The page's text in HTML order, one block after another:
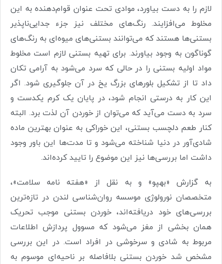
لازم را به دست بیاورد، موادی تحت عنوان قوام‌دهنده به این
مخلوط می‌‌افزایند. رنگ‌های مختلف نیز جزء جدایی‌‌ناپذیر
بستنی‌ها هستند که می‌توانند بستنی‌های میوه‌ای به رنگ‌های
گوناگون به وجود بیاورند. برای تهیه بستنی لازم است مخلوط
مواد اولیه بستنی را در حالی که سرد می‌‌شود به آرامی تکان
داد تا از تشکیل بلورهای بزرگ یخ در آن جلوگیری شود. اگر
این کار به درستی انجام شود، در پایان یک کرم یکدست و
سرد به دست می‌آید که می‌توان از خوردن آن لذت برد. البته
کنار طعم دلچسب بستنی، این خوراکی به عنوان بهترین ماده
شادی‌آور در دنیا شناخته می‌شود و تا مدت‌ها این باور وجود
داشت اما بررسی‌ها نیز این موضوع را تایید کرده‌اند.
به گزارش «بهپو» و به نقل از «هفته نامه سلامت»،
متخصصان نورولوژی موسسه روان‌‌شناسی لندن در تازه‌ترین
بررسی‌های خود دریافته‌اند، خوردن بستنی موجب تحریک
همان بخشی از مغز می‌شود که مسوول پردازش اطلاعات
مربوط به شادی و سرخوشی در افراد است. در این بررسی
مشخص شد خوردن بستنی بلافاصله بر ناحیه‌ای موسوم به